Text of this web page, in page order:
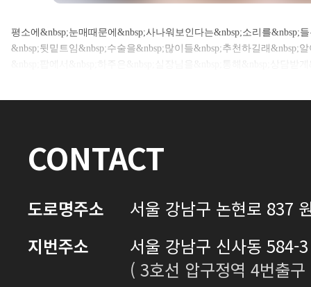
셀카후기 전체 내용은
로그인 후 확인하실 수 있습니다.
평소에&nbsp;눈매때문에&nbsp;사나워보인다는&nbsp;소리를&nbsp;
&nbsp;뒷밑트임&nbsp;수술을&nbsp;많이들&nbsp;추천하길래&nbsp;
&nbsp;팝에서&nbsp;하주은&nbsp;실장님을&nbsp;통해&nbsp;상담받
CONTACT
도로명주소
서울 강남구 논현로 837
지번주소
서울 강남구 신사동 584-
( 3호선 압구정역 4번출